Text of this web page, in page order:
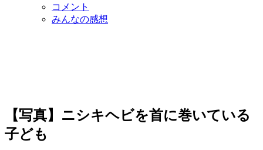
コメント
みんなの感想
【写真】ニシキヘビを首に巻いている
子ども